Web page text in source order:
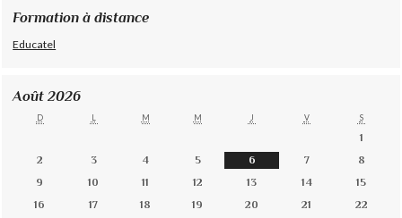
Formation à distance
Educatel
Août 2026
D L M M J V S
1
2
3 4 5 6 7
8
9
10 11 12 13 14
15
16
17 18 19 20 21
22